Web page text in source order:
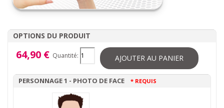
OPTIONS DU PRODUIT
64,90 € Quantité: AJOUTER AU PANIER
PERSONNAGE 1 - PHOTO DE FACE * REQUIS